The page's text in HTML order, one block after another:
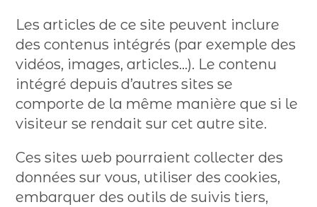
Les articles de ce site peuvent inclure
des contenus intégrés (par exemple des
vidéos, images, articles…). Le contenu
intégré depuis d’autres sites se
comporte de la même manière que si le
visiteur se rendait sur cet autre site.
Ces sites web pourraient collecter des
données sur vous, utiliser des cookies,
embarquer des outils de suivis tiers,